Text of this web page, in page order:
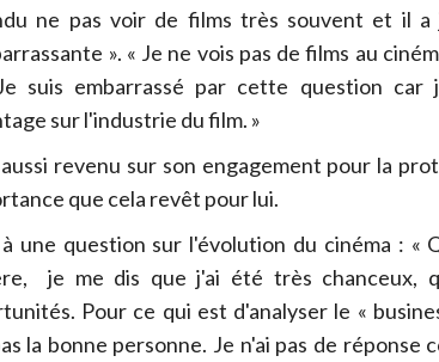
ne pas voir de films très souvent et il
». « Je ne vois pas de films au
suis embarrassé par cette question car
sur l'industrie du film. »
revenu sur son engagement pour la
que cela revêt pour lui.
une question sur l'évolution du cinéma : «
je me dis que j'ai été très chanceux,
Pour ce qui est d'analyser le «
la bonne personne. Je n'ai pas de réponse